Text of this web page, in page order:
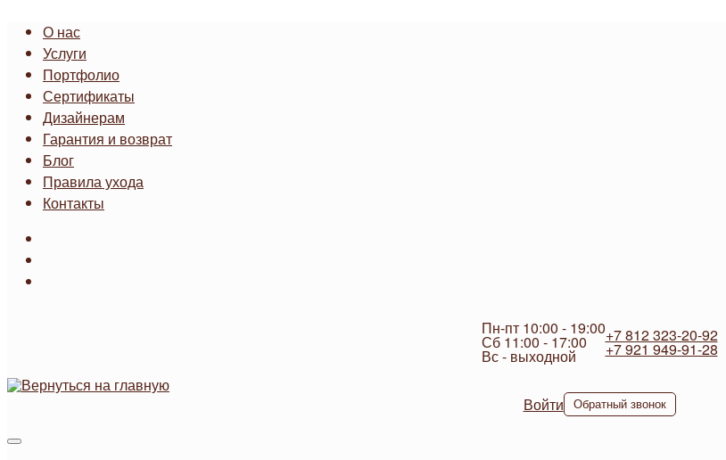
содержимому
О нас
Услуги
Портфолио
Сертификаты
Дизайнерам
Гарантия и возврат
Блог
Правила ухода
Контакты
Пн-пт 10:00 - 19:00
Сб 11:00 - 17:00
Вс - выходной
+7 812 323-20-92
+7 921 949-91-28
Войти Обратный звонок